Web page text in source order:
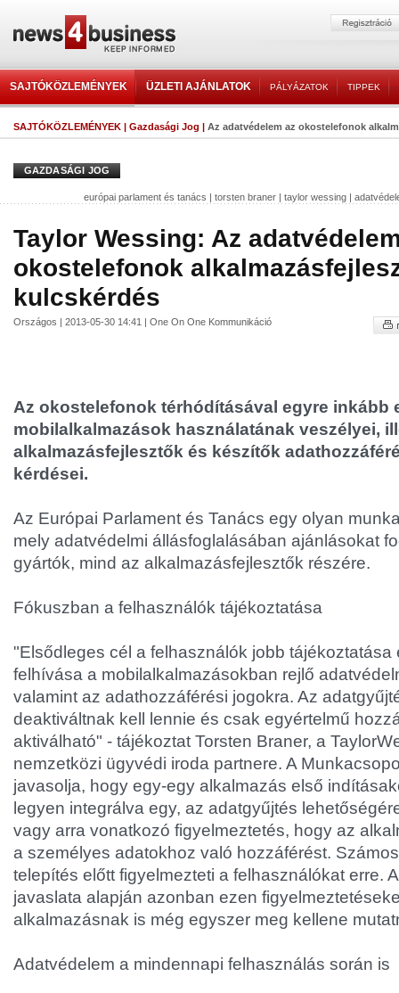
SAJTÓKÖZLEMÉNYEK ÜZLETI AJÁNLATOK PÁLYÁZATOK TIPPEK
SAJTÓKÖZLEMÉNYEK | Gazdasági Jog | Az adatvédelem az okostelefonok
GAZDASÁGI JOG
európai parlament és tanács | torsten braner | taylor wessing |
Taylor Wessing: Az
okostelefonok
kulcskérdés
Országos | 2013-05-30 14:41 | One On One Kommunikáció
Az okostelefonok térhódításával egyre inkább
mobilalkalmazások használatának veszélyei,
alkalmazásfejlesztők és készítők
kérdései.
Az Európai Parlament és Tanács egy olyan
mely adatvédelmi állásfoglalásában ajánlásokat
gyártók, mind az alkalmazásfejlesztők részére.
Fókuszban a felhasználók tájékoztatása
"Elsődleges cél a felhasználók jobb tájékoztatása
felhívása a mobilalkalmazásokban rejlő
valamint az adathozzáférési jogokra. Az
deaktiváltnak kell lennie és csak egyértelmű
aktiválható" - tájékoztat Torsten Braner, a
nemzetközi ügyvédi iroda partnere. A
javasolja, hogy egy-egy alkalmazás első
legyen integrálva egy, az adatgyűjtés
vagy arra vonatkozó figyelmeztetés, hogy az
a személyes adatokhoz való hozzáférést.
telepítés előtt figyelmezteti a felhasználókat erre.
javaslata alapján azonban ezen
alkalmazásnak is még egyszer meg kellene
Adatvédelem a mindennapi felhasználás során is